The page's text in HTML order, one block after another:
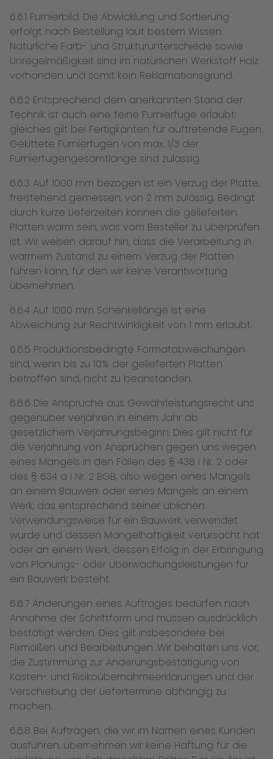
6.6.1 Furnierbild: Die Abwicklung und Sortierung
erfolgt nach Bestellung laut bestem Wissen.
Natürliche Farb- und Strukturunterschiede sowie
Unregelmäßigkeit sind im natürlichen Werkstoff Holz
vorhanden und somit kein Reklamationsgrund.
6.6.2 Entsprechend dem anerkannten Stand der
Technik ist auch eine feine Furnierfuge erlaubt;
gleiches gilt bei Fertigkanten für auftretende Fugen.
Gekittete Furnierfugen von max. 1/3 der
Furnierfugengesamtlänge sind zulässig.
6.6.3 Auf 1000 mm bezogen ist ein Verzug der Platte,
freistehend gemessen, von 2 mm zulässig. Bedingt
durch kurze Lieferzeiten können die gelieferten
Platten warm sein, was vom Besteller zu überprüfen
ist. Wir weisen darauf hin, dass die Verarbeitung in
warmem Zustand zu einem Verzug der Platten
führen kann, für den wir keine Verantwortung
übernehmen.
6.6.4 Auf 1000 mm Schenkellänge ist eine
Abweichung zur Rechtwinkligkeit von 1 mm erlaubt.
6.6.5 Produktionsbedingte Formatabweichungen
sind, wenn bis zu 10% der gelieferten Platten
betroffen sind, nicht zu beanstanden.
6.6.6 Die Ansprüche aus Gewährleistungsrecht uns
gegenüber verjähren in einem Jahr ab
gesetzlichem Verjährungsbeginn. Dies gilt nicht für
die Verjährung von Ansprüchen gegen uns wegen
eines Mangels in den Fällen des § 438 I Nr. 2 oder
des § 634 a I Nr. 2 BGB, also wegen eines Mangels
an einem Bauwerk oder eines Mangels an einem
Werk, das entsprechend seiner üblichen
Verwendungsweise für ein Bauwerk verwendet
wurde und dessen Mangelhaftigkeit verursacht hat
oder an einem Werk, dessen Erfolg in der Erbringung
von Planungs- oder Überwachungsleistungen für
ein Bauwerk besteht.
6.6.7 Änderungen eines Auftrages bedürfen nach
Annahme der Schriftform und müssen ausdrücklich
bestätigt werden. Dies gilt insbesondere bei
Fixmaßen und Bearbeitungen. Wir behalten uns vor,
die Zustimmung zur Änderungsbestätigung von
Kosten- und Risikoübernahmeerklärungen und der
Verschiebung der Liefertermine abhängig zu
machen.
6.6.8 Bei Aufträgen, die wir im Namen eines Kunden
ausführen, übernehmen wir keine Haftung für die